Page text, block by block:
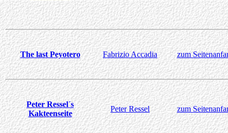
The last Peyotero Fabrizio Accadia zum
Peter Ressel´s
Kakteenseite
Peter Ressel zum